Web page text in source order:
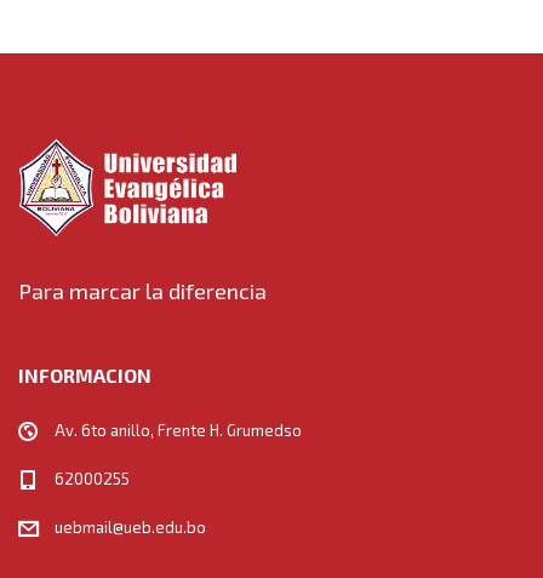
Para marcar la diferencia
INFORMACION
Av. 6to anillo, Frente H. Grumedso
62000255
uebmail@ueb.edu.bo